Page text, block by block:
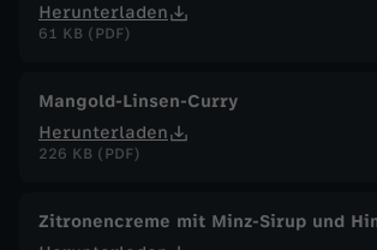
Herunterladen
61 KB (PDF)
Mangold-Linsen-Curry
Herunterladen
226 KB (PDF)
Zitronencreme mit Minz-Sirup und